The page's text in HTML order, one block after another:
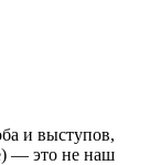
и выступов,
— это не наш